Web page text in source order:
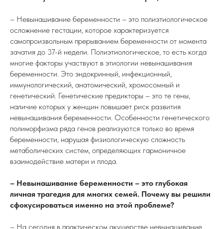
– Невынашивание беременности – это полиэтиологическое
осложнение гестации, которое характеризуется
самопроизвольным прерыванием беременности от момента
зачатия до 37-й недели. Полиэтиологическое, то есть когда
многие факторы участвуют в этиологии невынашивания
беременности. Это эндокринный, инфекционный,
иммунологический, анатомический, хромосомный и
генетический. Генетические предикторы – это те гены,
наличие которых у женщин повышает риск развития
невынашивания беременности. Особенности генетического
полиморфизма ряда генов реализуются только во время
беременности, нарушая физиологическую сложность
метаболических систем, определяющих гармоничное
взаимодействие матери и плода.
– Невынашивание беременности – это глубокая
личная трагедия для многих семей. Почему вы решили
сфокусироваться именно на этой проблеме?
– На сегодня в практическом акушерстве невынашивание